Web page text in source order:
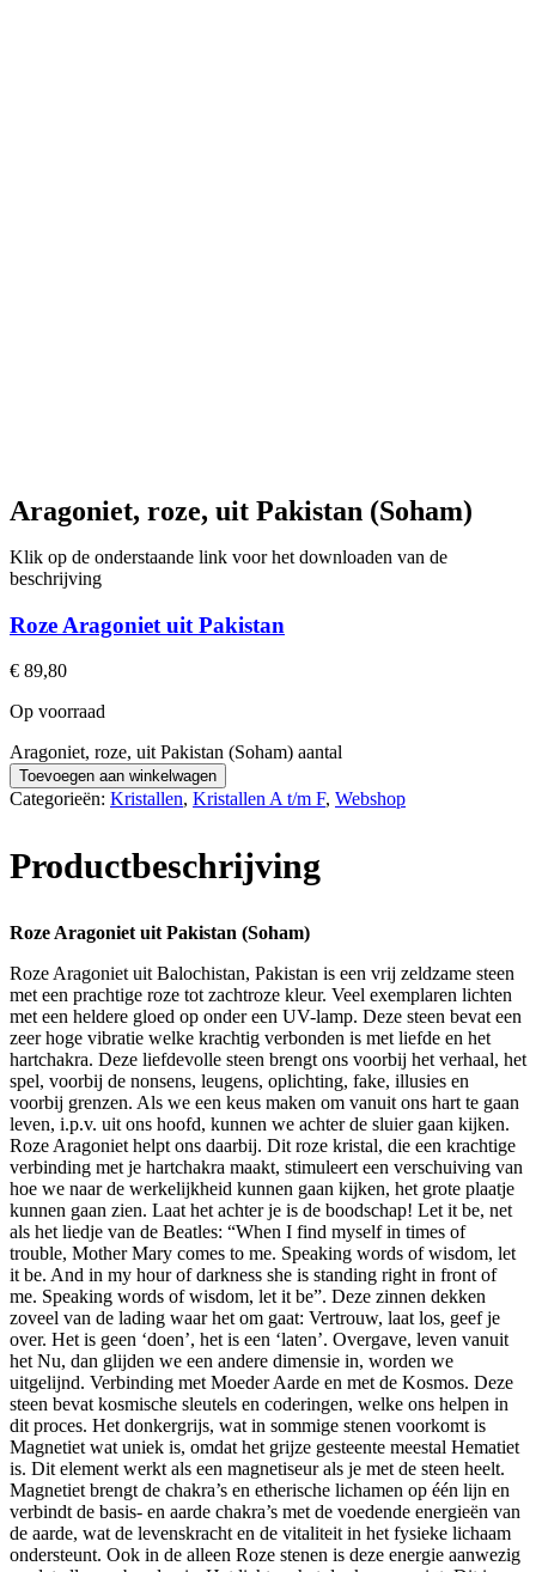
Aragoniet, roze, uit Pakistan (Soham)
Klik op de onderstaande link voor het downloaden van de
beschrijving
Roze Aragoniet uit Pakistan
€ 89,80
Op voorraad
Aragoniet, roze, uit Pakistan (Soham) aantal
Toevoegen aan winkelwagen
Categorieën: Kristallen, Kristallen A t/m F, Webshop
Productbeschrijving
Roze Aragoniet uit Pakistan (Soham)
Roze Aragoniet uit Balochistan, Pakistan is een vrij zeldzame steen
met een prachtige roze tot zachtroze kleur. Veel exemplaren lichten
met een heldere gloed op onder een UV-lamp. Deze steen bevat een
zeer hoge vibratie welke krachtig verbonden is met liefde en het
hartchakra. Deze liefdevolle steen brengt ons voorbij het verhaal, het
spel, voorbij de nonsens, leugens, oplichting, fake, illusies en
voorbij grenzen. Als we een keus maken om vanuit ons hart te gaan
leven, i.p.v. uit ons hoofd, kunnen we achter de sluier gaan kijken.
Roze Aragoniet helpt ons daarbij. Dit roze kristal, die een krachtige
verbinding met je hartchakra maakt, stimuleert een verschuiving van
hoe we naar de werkelijkheid kunnen gaan kijken, het grote plaatje
kunnen gaan zien. Laat het achter je is de boodschap! Let it be, net
als het liedje van de Beatles: “When I find myself in times of
trouble, Mother Mary comes to me. Speaking words of wisdom, let
it be. And in my hour of darkness she is standing right in front of
me. Speaking words of wisdom, let it be”. Deze zinnen dekken
zoveel van de lading waar het om gaat: Vertrouw, laat los, geef je
over. Het is geen ‘doen’, het is een ‘laten’. Overgave, leven vanuit
het Nu, dan glijden we een andere dimensie in, worden we
uitgelijnd. Verbinding met Moeder Aarde en met de Kosmos. Deze
steen bevat kosmische sleutels en coderingen, welke ons helpen in
dit proces. Het donkergrijs, wat in sommige stenen voorkomt is
Magnetiet wat uniek is, omdat het grijze gesteente meestal Hematiet
is. Dit element werkt als een magnetiseur als je met de steen heelt.
Magnetiet brengt de chakra’s en etherische lichamen op één lijn en
verbindt de basis- en aarde chakra’s met de voedende energieën van
de aarde, wat de levenskracht en de vitaliteit in het fysieke lichaam
ondersteunt. Ook in de alleen Roze stenen is deze energie aanwezig